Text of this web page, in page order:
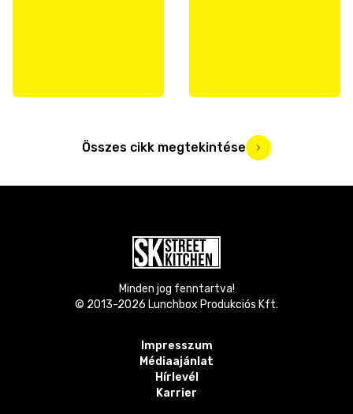
Összes cikk megtekintése
Minden jog fenntartva!
© 2013-2026 Lunchbox Produkciós Kft.
Impresszum
Médiaajánlat
Hírlevél
Karrier